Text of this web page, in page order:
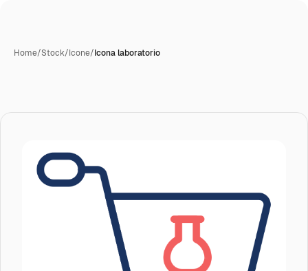
Home/Stock/Icone/Icona laboratorio